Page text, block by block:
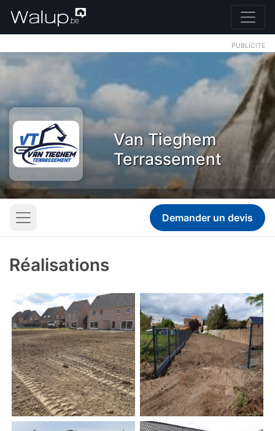
PUBLICITE
Van Tieghem
Terrassement
Demander un devis
Réalisations